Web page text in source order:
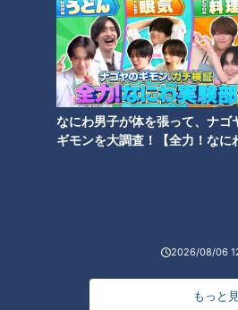
なにわ男子が体を張って、ナゴ
ギモンを大調査！【全力！なに
2026/08/06
もっと
ハチに刺された時の応急処
＜間違った応急処置＞
・おしっこをかける
・口で毒を吸い出す
尿をかけてもハチの毒を中和する事
手で刺し傷を絞るようにして毒を出